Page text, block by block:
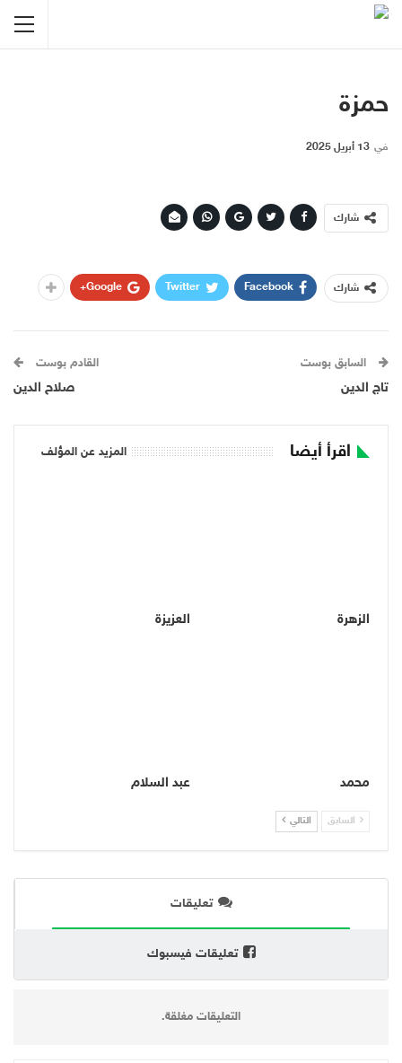
حمزة
في 13 أبريل 2025
شارك
شارك Facebook
Twitter
Google+
السابق بوست
تاج الدين
القادم بوست
صلاح الدين
اقرأ أيضا المزيد عن المؤلف
الزهرة العزيزة
محمد عبد السلام
السابق التالي
تعليقات
تعليقات فيسبوك
التعليقات مغلقة.